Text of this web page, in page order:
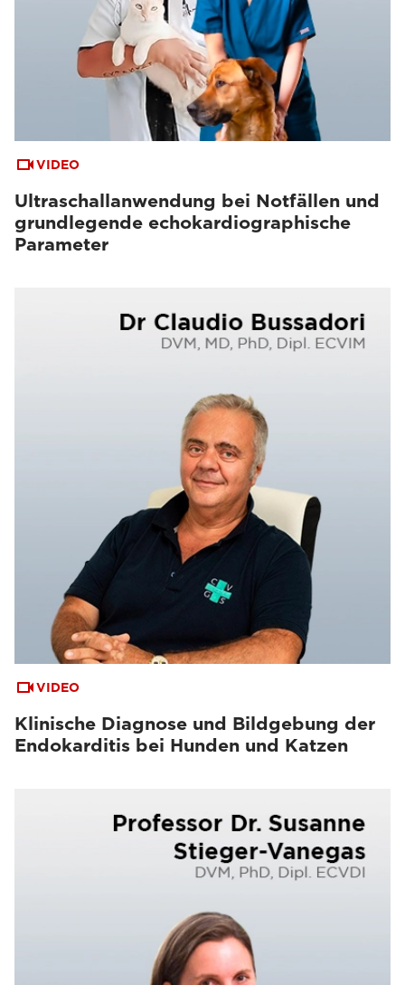
VIDEO
Ultraschallanwendung bei Notfällen und
grundlegende echokardiographische
Parameter
VIDEO
Klinische Diagnose und Bildgebung der
Endokarditis bei Hunden und Katzen